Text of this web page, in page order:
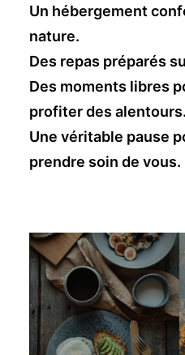
Un hébergement
nature.
Des repas préparés
Des moments libres
profiter des alentours.
Une véritable pause
prendre soin de vous.